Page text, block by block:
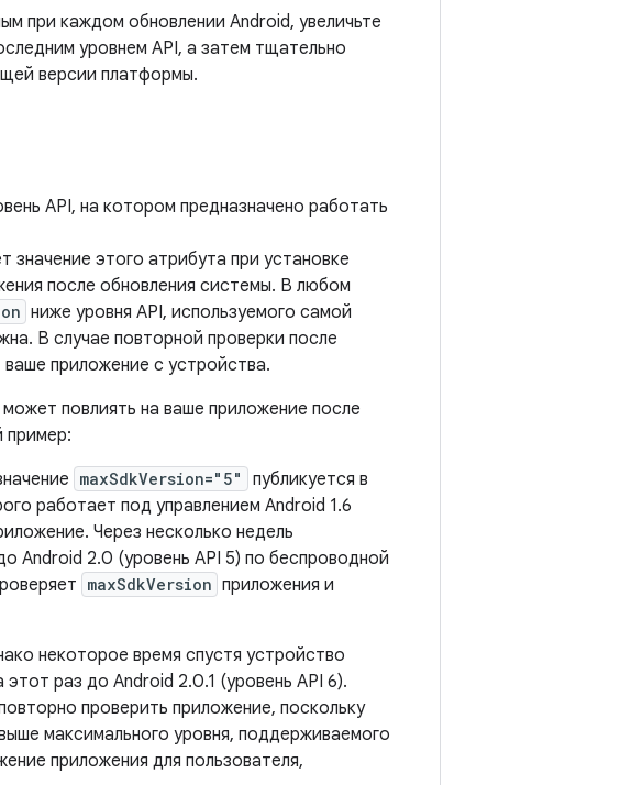
при каждом обновлении Android, увеличьте
уровнем API, а затем тщательно
версии платформы.
API, на котором предназначено работать
значение этого атрибута при установке
после обновления системы. В любом
ниже уровня API, используемого самой
В случае повторной проверки после
приложение с устройства.
повлиять на ваше приложение после
пример:
maxSdkVersion="5"
публикуется в
работает под управлением Android 1.6
Через несколько недель
Android 2.0 (уровень API 5) по беспроводной
maxSdkVersion приложения и
некоторое время спустя устройство
раз до Android 2.0.1 (уровень API 6).
проверить приложение, поскольку
максимального уровня, поддерживаемого
приложения для пользователя,